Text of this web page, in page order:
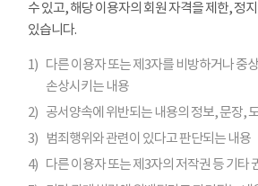
수 있고, 해당 이용자의 회원 자격을 제한, 정
있습니다.
1) 다른 이용자 또는 제3자를 비방하거나 중
손상시키는 내용
2) 공서양속에 위반되는 내용의 정보, 문장,
3)
범죄행위와 관련이 있다고 판단되는 내용
4) 다른 이용자 또는 제3자의 저작권 등 기타